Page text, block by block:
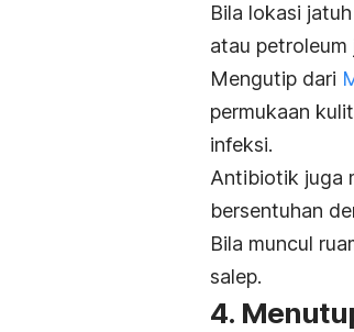
Bila lokasi
atau
Mengutip dari
permukaan
infeksi.
Antibiotik juga
bersentuhan
Bila muncul
salep.
4.